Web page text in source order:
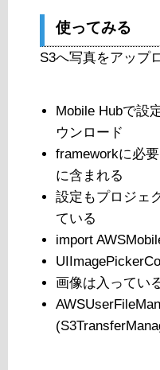
使ってみる
S3へ写真をアップ
Mobile Hubで設
ウンロード
frameworkに必
に含まれる
設定もプロジェ
ている
import
画像は入ってい